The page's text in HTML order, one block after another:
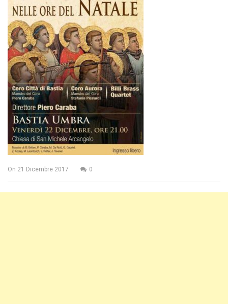
On 21 Dicembre 2017 0